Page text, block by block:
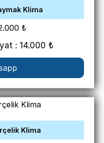
Klima
₺
: 14.000 ₺
Klima